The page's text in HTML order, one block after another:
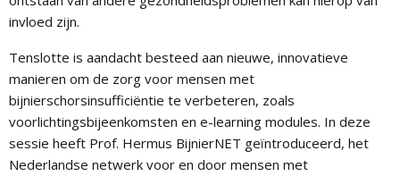
invloed zijn.
Tenslotte is aandacht besteed aan nieuwe, innovatieve
manieren om de zorg voor mensen met
bijnierschorsinsufficiëntie te verbeteren, zoals
voorlichtingsbijeenkomsten en e-learning modules. In deze
sessie heeft Prof. Hermus BijnierNET geïntroduceerd, het
Nederlandse netwerk voor en door mensen met